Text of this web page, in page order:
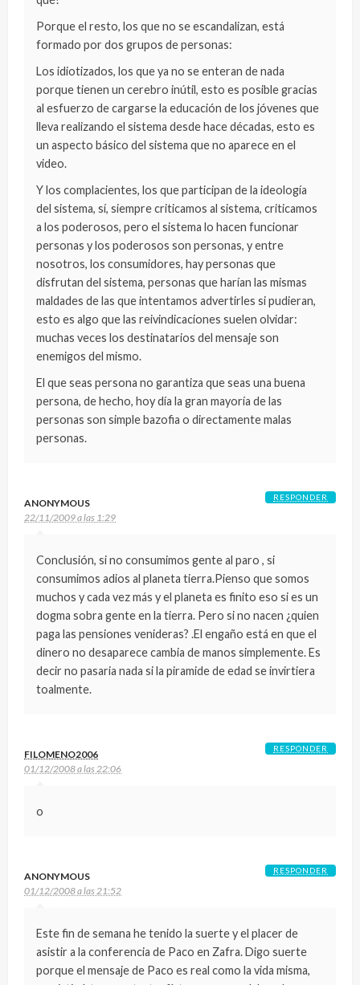
Porque el resto, los que no se escandalizan, está
formado por dos grupos de personas:
Los idiotizados, los que ya no se enteran de nada
porque tienen un cerebro inútil, esto es posible gracias
al esfuerzo de cargarse la educación de los jóvenes que
lleva realizando el sistema desde hace décadas, esto es
un aspecto básico del sistema que no aparece en el
video.
Y los complacientes, los que participan de la ideología
del sistema, sí, siempre criticamos al sistema, criticamos
a los poderosos, pero el sistema lo hacen funcionar
personas y los poderosos son personas, y entre
nosotros, los consumidores, hay personas que
disfrutan del sistema, personas que harían las mismas
maldades de las que intentamos advertirles si pudieran,
esto es algo que las reivindicaciones suelen olvidar:
muchas veces los destinatarios del mensaje son
enemigos del mismo.
El que seas persona no garantiza que seas una buena
persona, de hecho, hoy día la gran mayoría de las
personas son simple bazofia o directamente malas
personas.
ANONYMOUS
22/11/2009 a las 1:29
Conclusión, si no consumimos gente al paro , si
consumimos adios al planeta tierra.Pienso que somos
muchos y cada vez más y el planeta es finito eso si es un
dogma sobra gente en la tierra. Pero si no nacen ¿quien
paga las pensiones venideras? .El engaño está en que el
dinero no desaparece cambia de manos simplemente. Es
decir no pasaria nada si la piramide de edad se invirtiera
toalmente.
RESPONDER
FILOMENO2006
01/12/2008 a las 22:06
o
RESPONDER
ANONYMOUS
01/12/2008 a las 21:52
Este fin de semana he tenido la suerte y el placer de
asistir a la conferencia de Paco en Zafra. Digo suerte
porque el mensaje de Paco es real como la vida misma,
RESPONDER